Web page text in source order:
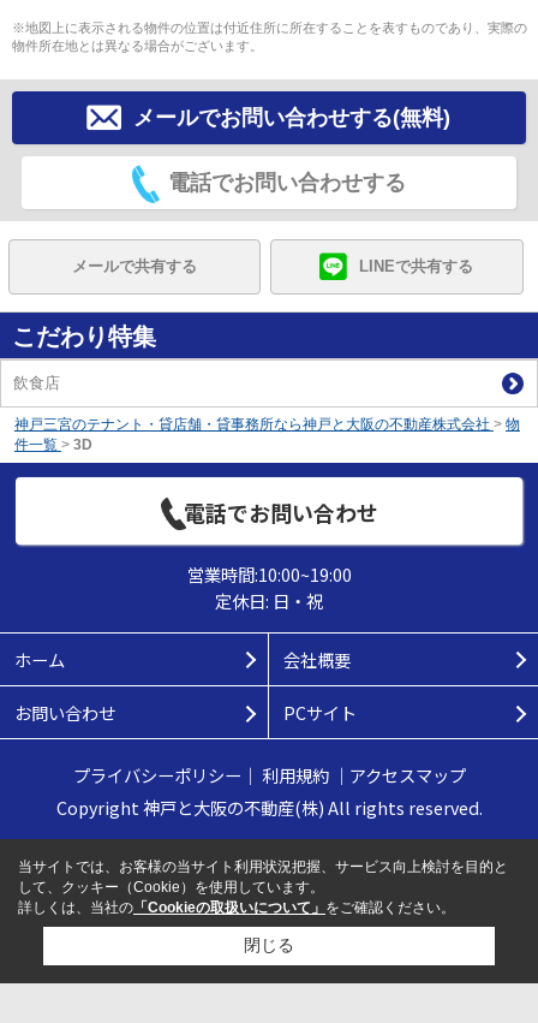
※地図上に表示される物件の位置は付近住所に所在することを表すものであり、実際の
物件所在地とは異なる場合がございます。
メールでお問い合わせする(無料)
電話でお問い合わせする
メールで共有する LINEで共有する
こだわり特集
飲食店
神戸三宮のテナント・貸店舗・貸事務所なら神戸と大阪の不動産株式会社 > 物
件一覧 > 3D
電話でお問い合わせ
営業時間:10:00~19:00
定休日: 日・祝
ホーム 会社概要
お問い合わせ PCサイト
プライバシーポリシー ｜ 利用規約｜ アクセスマップ
Copyright 神戸と大阪の不動産(株) All rights reserved.
当サイトでは、お客様の当サイト利用状況把握、サービス向上検討を目的と
して、クッキー（Cookie）を使用しています。
詳しくは、当社の 「Cookieの取扱いについて」 をご確認ください。
閉じる